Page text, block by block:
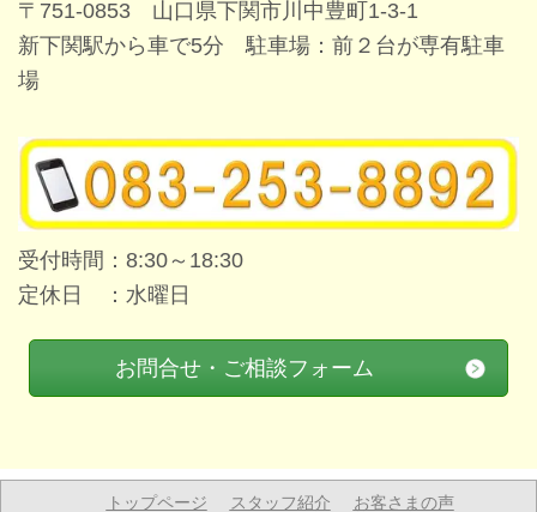
〒751-0853 山口県下関市川中豊町1-3-1
新下関駅から車で5分 駐車場：前２台が専有駐車
場
受付時間：8:30～18:30
定休日 ：水曜日
お問合せ・ご相談フォーム
トップページ スタッフ紹介 お客さまの声